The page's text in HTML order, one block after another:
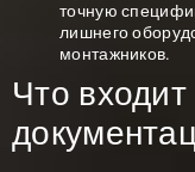
точную
лишнего
монтажников.
Что